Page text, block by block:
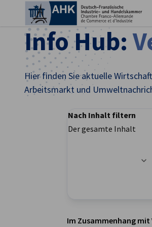
Info Hub:
Hier finden Sie aktuelle
Arbeitsmarkt und
Filteroptionen wurden
Nach Inhalt filtern
Der gesamte Inhalt
Im Zusammenhang